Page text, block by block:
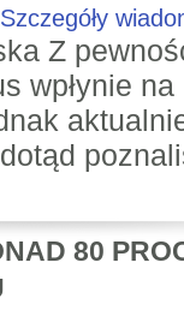
Z
wpłynie
80